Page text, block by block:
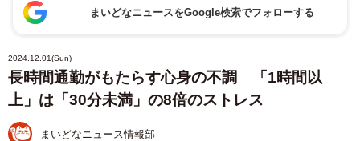
まいどなニュースをGoogle検索でフォローする
2024.12.01(Sun)
長時間通勤がもたらす心身の不調 「1時間以
上」は「30分未満」の8倍のストレス
まいどなニュース情報部